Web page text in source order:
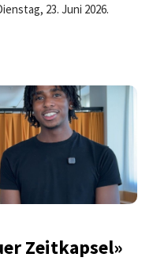
23. Juni 2026.
Zeitkapsel»